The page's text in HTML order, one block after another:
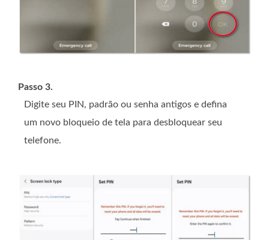
Passo 3.
Digite seu PIN, padrão ou senha antigos e defina
um novo bloqueio de tela para desbloquear seu
telefone.